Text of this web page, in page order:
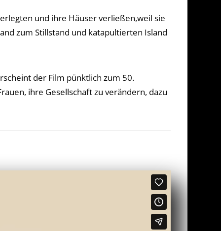
und ihre Häuser verließen,weil sie
zum Stillstand und katapultierten Island
der Film pünktlich zum 50.
ihre Gesellschaft zu verändern, dazu